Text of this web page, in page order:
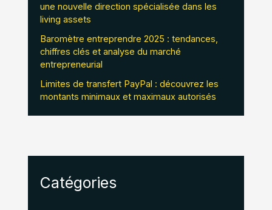
une nouvelle direction spécialisée dans les
living assets
Baromètre entreprendre 2025 : tendances,
chiffres clés et analyse du marché
entrepreneurial
Limites de transfert PayPal : découvrez les
montants minimaux et maximaux autorisés
Catégories